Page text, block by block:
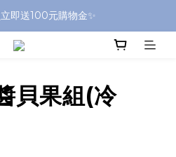
即送100元購物金✨
貝果組(冷